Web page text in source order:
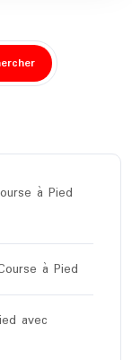
à Pied
à Pied
avec